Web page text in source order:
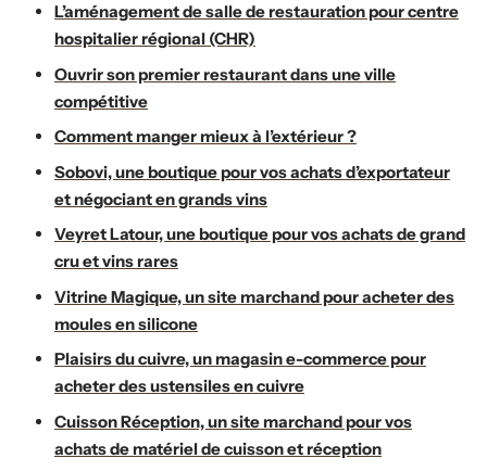
L’aménagement de salle de restauration pour centre
hospitalier régional (CHR)
Ouvrir son premier restaurant dans une ville
compétitive
Comment manger mieux à l’extérieur ?
Sobovi, une boutique pour vos achats d’exportateur
et négociant en grands vins
Veyret Latour, une boutique pour vos achats de grand
cru et vins rares
Vitrine Magique, un site marchand pour acheter des
moules en silicone
Plaisirs du cuivre, un magasin e-commerce pour
acheter des ustensiles en cuivre
Cuisson Réception, un site marchand pour vos
achats de matériel de cuisson et réception